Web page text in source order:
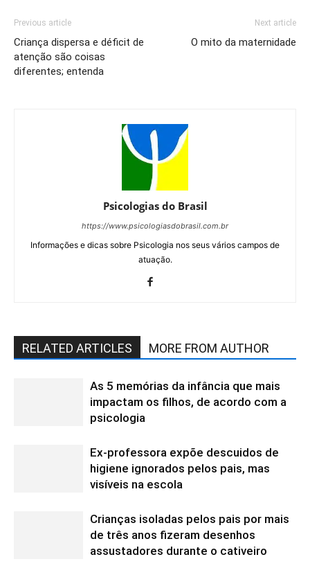
Previous article
Criança dispersa e déficit de
atenção são coisas
diferentes; entenda
Next article
O mito da maternidade
Psicologias do Brasil
https://www.psicologiasdobrasil.com.br
Informações e dicas sobre Psicologia nos seus vários campos de
atuação.
RELATED ARTICLES MORE FROM AUTHOR
As 5 memórias da infância que mais
impactam os filhos, de acordo com a
psicologia
Ex-professora expõe descuidos de
higiene ignorados pelos pais, mas
visíveis na escola
Crianças isoladas pelos pais por mais
de três anos fizeram desenhos
assustadores durante o cativeiro